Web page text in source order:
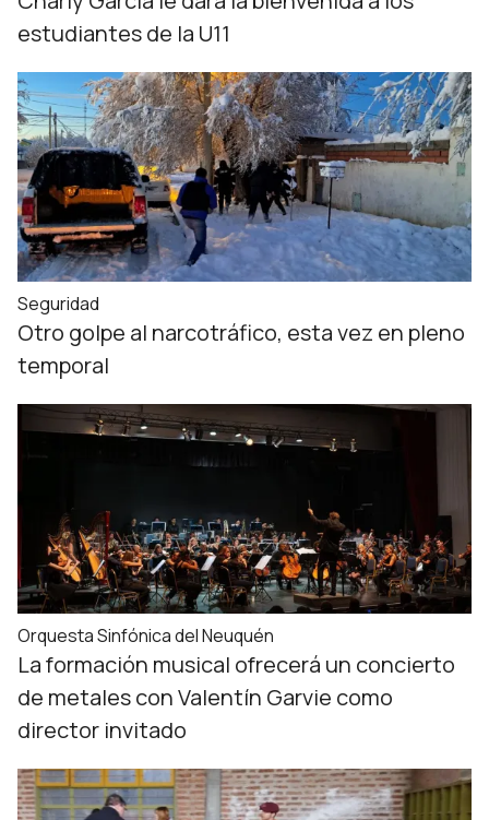
estudiantes de la U11
Seguridad
Otro golpe al narcotráfico, esta vez en pleno
temporal
Orquesta Sinfónica del Neuquén
La formación musical ofrecerá un concierto
de metales con Valentín Garvie como
director invitado